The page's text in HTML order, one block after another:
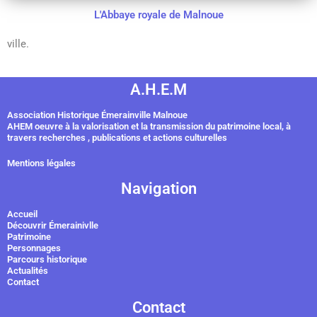
L'Abbaye royale de Malnoue
ville.
A.H.E.M
Association Historique Émerainville Malnoue
AHEM oeuvre à la valorisation et la transmission du patrimoine local, à
travers recherches , publications et actions culturelles
Mentions légales
Navigation
Accueil
Découvrir Émerainivlle
Patrimoine
Personnages
Parcours historique
Actualités
Contact
Contact